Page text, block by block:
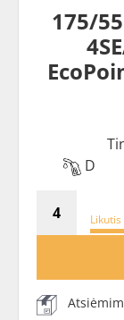
175/
D
Likutis